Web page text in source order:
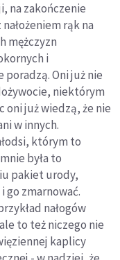
na zakończenie
rąk na
mężczyzn
i
poradzą. Oni już nie
niektórym
oni już wiedzą, że nie
w innych.
którym to
była to
pakiet urody,
go zmarnować.
nałogów
to też niczego nie
kaplicy